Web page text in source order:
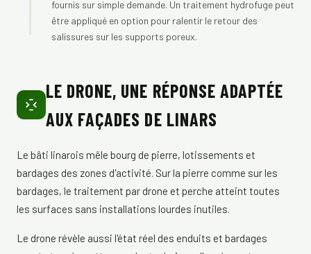
fournis sur simple demande. Un traitement hydrofuge peut
être appliqué en option pour ralentir le retour des
salissures sur les supports poreux.
LE DRONE, UNE RÉPONSE ADAPTÉE
AUX FAÇADES DE LINARS
Le bâti linarois mêle bourg de pierre, lotissements et
bardages des zones d'activité. Sur la pierre comme sur les
bardages, le traitement par drone et perche atteint toutes
les surfaces sans installations lourdes inutiles.
Le drone révèle aussi l'état réel des enduits et bardages